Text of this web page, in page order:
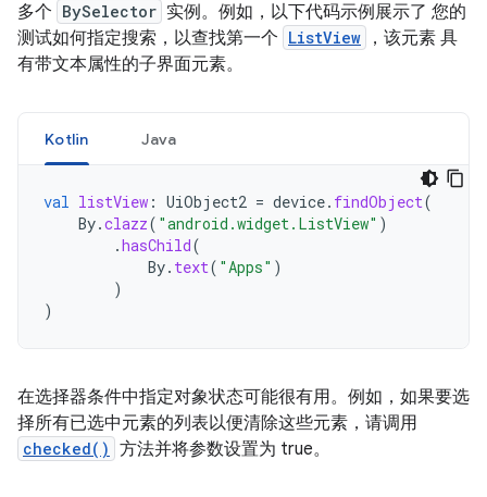
多个 BySelector 实例。例如，以下代码示例展示了 您的
测试如何指定搜索，以查找第一个 ListView
，该元素 具
有带文本属性的子界面元素。
Kotlin Java
val listView : UiObject2 = device. findObject(
By.clazz( "android.widget.ListView" )
.hasChild(
By. text( "Apps" )
)
)
在选择器条件中指定对象状态可能很有用。例如，如果要选
择所有已选中元素的列表以便清除这些元素，请调用
checked() 方法并将参数设置为 true。